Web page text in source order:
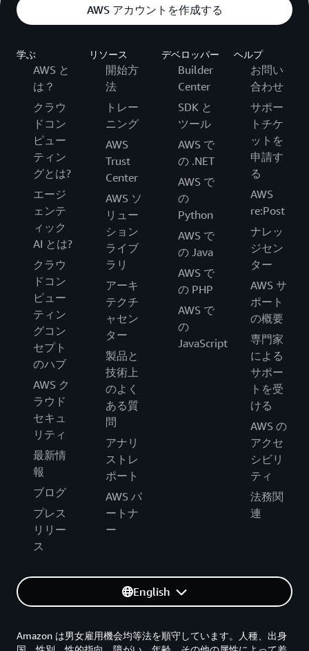
AWS アカウントを作成する
学ぶ
AWS と
は？
クラウ
ドコン
ピュー
ティン
グとは?
エージ
ェンテ
ィック
AI とは?
クラウ
ドコン
ピュー
ティン
グコン
セプト
のハブ
AWS ク
ラウド
セキュ
リティ
最新情
報
ブログ
プレス
リリー
ス
リソース
開始方
法
トレー
ニング
AWS
Trust
Center
AWS ソ
リュー
ション
ライブ
ラリ
アーキ
テクチ
ャセン
ター
製品と
技術上
のよく
ある質
問
アナリ
ストレ
ポート
AWS パ
ートナ
ー
デベロッパー
Builder
Center
SDK と
ツール
AWS で
の .NET
AWS で
の
Python
AWS で
の Java
AWS で
の PHP
AWS で
の
JavaScript
ヘルプ
お問い
合わせ
サポー
トチケ
ットを
申請す
る
AWS
re:Post
ナレッ
ジセン
ター
AWS サ
ポート
の概要
専門家
による
サポー
トを受
ける
AWS の
アクセ
シビリ
ティ
法務関
連
English
Amazon は男女雇用機会均等法を順守しています。人種、出身